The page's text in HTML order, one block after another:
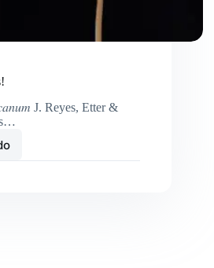
J. Reyes, Etter &